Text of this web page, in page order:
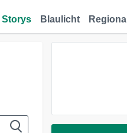
Storys Blaulicht Regional